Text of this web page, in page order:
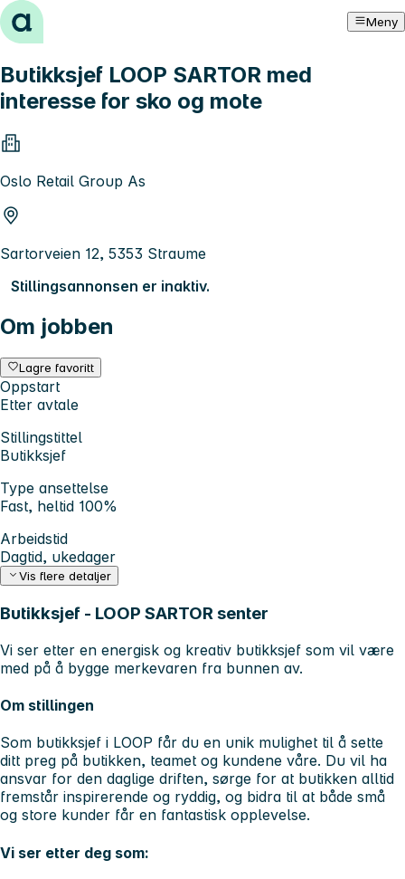
Hopp til innhold Meny
Butikksjef LOOP SARTOR med
interesse for sko og mote
Oslo Retail Group As
Sartorveien 12, 5353 Straume
Stillingsannonsen er inaktiv.
Om jobben
Lagre favoritt
Oppstart
Etter avtale
Stillingstittel
Butikksjef
Type ansettelse
Fast, heltid 100%
Arbeidstid
Dagtid, ukedager
Vis flere detaljer
Butikksjef - LOOP SARTOR senter
Vi ser etter en energisk og kreativ butikksjef som vil være
med på å bygge merkevaren fra bunnen av.
Om stillingen
Som butikksjef i LOOP får du en unik mulighet til å sette
ditt preg på butikken, teamet og kundene våre. Du vil ha
ansvar for den daglige driften, sørge for at butikken alltid
fremstår inspirerende og ryddig, og bidra til at både små
og store kunder får en fantastisk opplevelse.
Vi ser etter deg som: